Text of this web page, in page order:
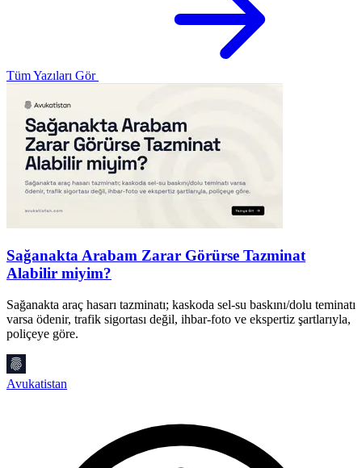
Tüm Yazıları Gör
Sağanakta Arabam Zarar Görürse Tazminat
Alabilir miyim?
Sağanakta araç hasarı tazminatı; kaskoda sel-su baskını/dolu teminatı
varsa ödenir, trafik sigortası değil, ihbar-foto ve ekspertiz şartlarıyla,
poliçeye göre.
Avukatistan